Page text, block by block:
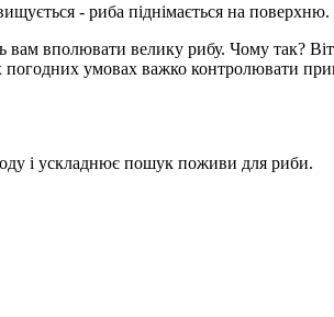
- риба піднімається на поверхню.
вполювати велику рибу. Чому так?
умовах важко контролювати
і ускладнює пошук поживи для риби.